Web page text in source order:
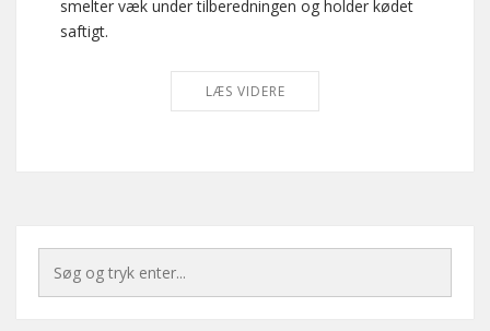
smelter væk under tilberedningen og holder kødet
saftigt.
LÆS VIDERE